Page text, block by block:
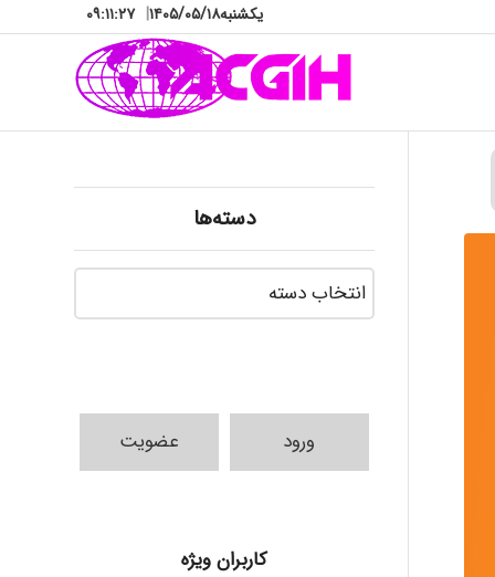
یکشنبه۱۴۰۵/۰۵/۱۸| ۰۹:۱۱:۲۸
دسته‌ها
دسته‌ها
ورود عضویت
کاربران ویژه